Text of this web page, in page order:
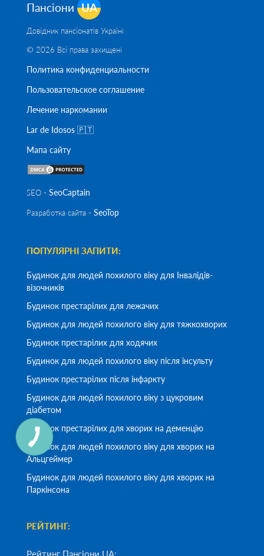
Пансіони UA
Довідник пансіонатів Україні
© 2026 Всі права захищені
Политика конфиденциальности
Пользовательское соглашение
Лечение наркомании
Lar de Idosos 🇵🇹
Мапа сайту
SEO - SeoСaptain
Разработка сайта - SeoTop
ПОПУЛЯРНІ ЗАПИТИ:
Будинок для людей похилого віку для Інвалідів-
візочників
Будинок престарілих для лежачих
Будинок для людей похилого віку для тяжкохворих
Будинок престарілих для ходячих
Будинок для людей похилого віку після інсульту
Будинок престарілих після інфаркту
Будинок для людей похилого віку з цукровим
діабетом
Будинок престарілих для хворих на деменцію
Будинок для людей похилого віку для хворих на
Альцгеймер
Будинок для людей похилого віку для хворих на
Паркінсона
РЕЙТИНГ:
Рейтинг Пансіони UA: